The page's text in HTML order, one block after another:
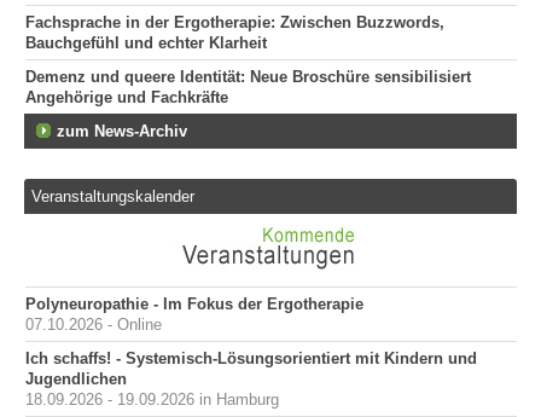
Fachsprache in der Ergotherapie: Zwischen Buzzwords,
Bauchgefühl und echter Klarheit
Demenz und queere Identität: Neue Broschüre sensibilisiert
Angehörige und Fachkräfte
zum News-Archiv
Veranstaltungskalender
Polyneuropathie - Im Fokus der Ergotherapie
07.10.2026 - Online
Ich schaffs! - Systemisch-Lösungsorientiert mit Kindern und
Jugendlichen
18.09.2026 - 19.09.2026 in Hamburg